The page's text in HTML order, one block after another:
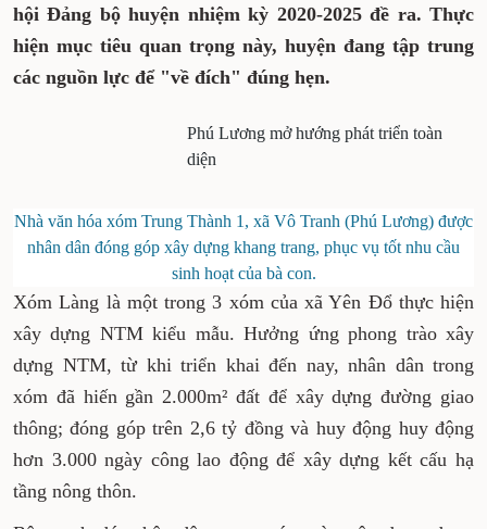
Nghị quyết Đại hội Đảng bộ huyện nhiệm kỳ
2020-2025 đề ra. Thực hiện mục tiêu quan
trọng này, huyện đang tập trung các nguồn
Phú Lương mở hướng phát triển
Nhà văn hóa xóm Trung Thành 1, xã Vô Tranh (Phú
Lương) được nhân dân đóng góp xây dựng khang trang,
phục vụ tốt nhu cầu sinh hoạt của bà con.
Xóm Làng là một trong 3 xóm của xã Yên Đổ
thực hiện xây dựng NTM kiểu mẫu. Hưởng ứng
phong trào xây dựng NTM, từ khi triển khai đến
nay, nhân dân trong xóm đã hiến gần 2.000m²
đất để xây dựng đường giao thông; đóng góp trên
2,6 tỷ đồng và huy động huy động hơn 3.000 ngày
công lao động để xây dựng kết cấu hạ tầng nông